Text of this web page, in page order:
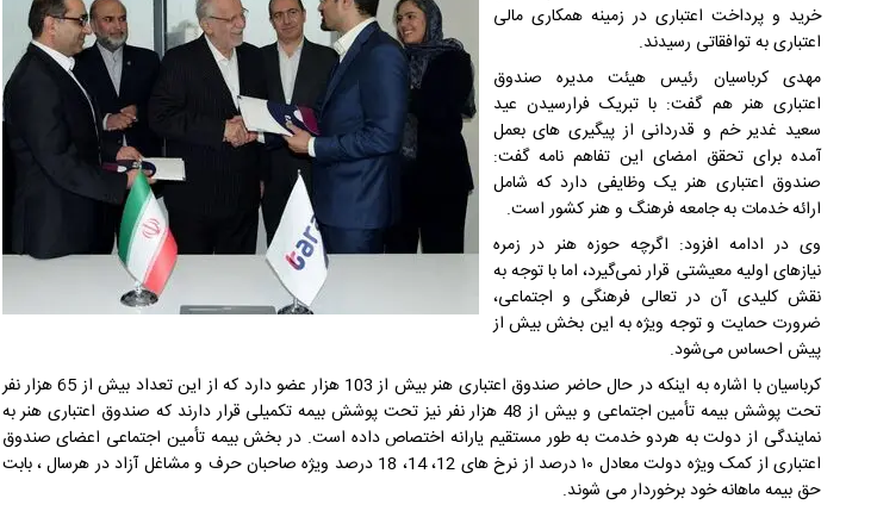
خرید و پرداخت اعتباری در زمینه همکاری مالی
اعتباری به توافقاتی رسیدند.
مهدی کرباسیان رئیس هیئت مدیره صندوق
اعتباری هنر هم گفت: با تبریک فرارسیدن عید
سعید غدیر خم و قدردانی از پیگیری های بعمل
آمده برای تحقق امضای این تفاهم نامه گفت:
صندوق اعتباری هنر یک وظایفی دارد که شامل
ارائه خدمات به جامعه فرهنگ و هنر کشور است.
وی در ادامه افزود: اگرچه حوزه هنر در زمره
نیازهای اولیه معیشتی قرار نمی‌گیرد، اما با توجه به
نقش کلیدی آن در تعالی فرهنگی و اجتماعی،
ضرورت حمایت و توجه ویژه به این بخش بیش از
پیش احساس می‌شود.
کرباسیان با اشاره به اینکه در حال حاضر صندوق اعتباری هنر بیش از 103 هزار عضو دارد که از این تعداد بیش از 65 هزار نفر
تحت پوشش بیمه تأمین اجتماعی و بیش از 48 هزار نفر نیز تحت پوشش بیمه تکمیلی قرار دارند که صندوق اعتباری هنر به
نمایندگی از دولت به هردو خدمت به طور مستقیم یارانه اختصاص داده است. در بخش بیمه تأمین اجتماعی اعضای صندوق
اعتباری از کمک ویژه دولت معادل ۱۰ درصد از نرخ های 12، 14، 18 درصد ویژه صاحبان حرف و مشاغل آزاد در هرسال ، بابت
حق بیمه ماهانه خود برخوردار می شوند.